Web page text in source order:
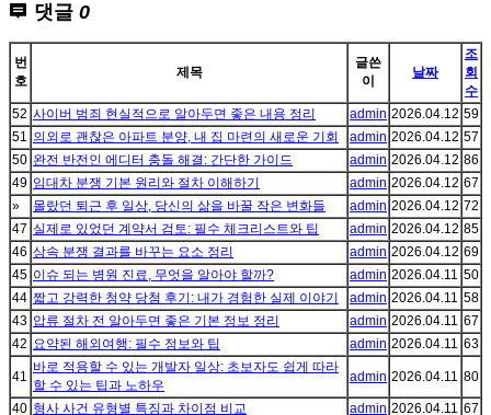
댓글 0
번
호
제목
글쓴
이
날짜
조
회
수
52 사이버 범죄 현실적으로 알아두면 좋은 내용 정리 admin 2026.04.12 59
51 의외로 괜찮은 아파트 분양, 내 집 마련의 새로운 기회 admin 2026.04.12 57
50 완전 반전인 에디터 충돌 해결: 간단한 가이드 admin 2026.04.12 86
49 임대차 분쟁 기본 원리와 절차 이해하기 admin 2026.04.12 67
»
몰랐던 퇴근 후 일상, 당신의 삶을 바꿀 작은 변화들 admin 2026.04.12 72
47 실제로 있었던 계약서 검토: 필수 체크리스트와 팁 admin 2026.04.12 85
46 상속 분쟁 결과를 바꾸는 요소 정리 admin 2026.04.12 69
45 이슈 되는 병원 진료, 무엇을 알아야 할까? admin 2026.04.11 50
44 짧고 강력한 청약 당첨 후기: 내가 경험한 실제 이야기 admin 2026.04.11 58
43 압류 절차 전 알아두면 좋은 기본 정보 정리 admin 2026.04.11 67
42 요약된 해외여행: 필수 정보와 팁 admin 2026.04.11 63
41
바로 적용할 수 있는 개발자 일상: 초보자도 쉽게 따라
할 수 있는 팁과 노하우
admin 2026.04.11 80
40 형사 사건 유형별 특징과 차이점 비교 admin 2026.04.11 67